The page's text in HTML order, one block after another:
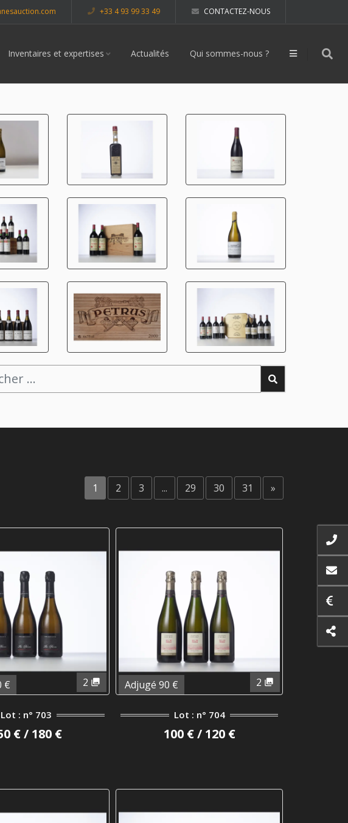
+33 4 93 99 33 49 CONTACTEZ-NOUS
Inventaires et expertises Actualités Qui sommes-nous ?
1 2 3 ... 29 30 31 »
2
€
Lot : n° 703
€ / 180 €
2
Adjugé 90 €
Lot : n° 704
100 € / 120 €